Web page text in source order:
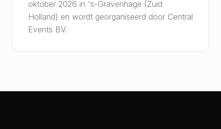
oktober 2026 in 's-Gravenhage (Zuid
Holland) en wordt georganiseerd door Central
Events BV.